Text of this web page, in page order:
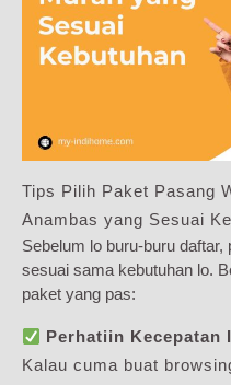
Tips Pilih Paket Pasang
Anambas yang Sesuai
Sebelum lo buru-buru
sesuai sama kebutuhan lo.
paket yang pas:
Perhatiin Kecepatan
Kalau cuma buat